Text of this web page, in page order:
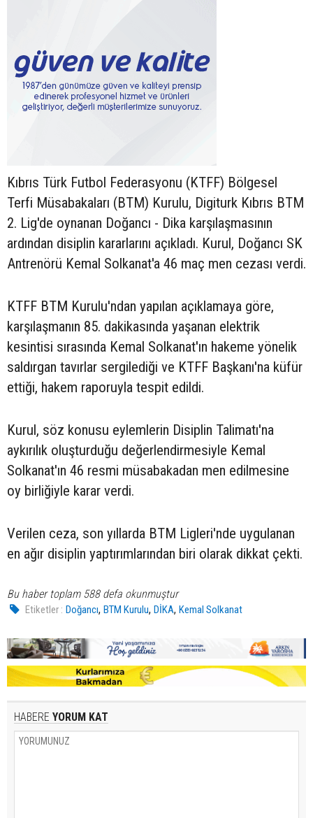
Kıbrıs Türk Futbol Federasyonu (KTFF) Bölgesel
Terfi Müsabakaları (BTM) Kurulu, Digiturk Kıbrıs BTM
2. Lig'de oynanan Doğancı - Dika karşılaşmasının
ardından disiplin kararlarını açıkladı. Kurul, Doğancı SK
Antrenörü Kemal Solkanat'a 46 maç men cezası verdi.
KTFF BTM Kurulu'ndan yapılan açıklamaya göre,
karşılaşmanın 85. dakikasında yaşanan elektrik
kesintisi sırasında Kemal Solkanat'ın hakeme yönelik
saldırgan tavırlar sergilediği ve KTFF Başkanı'na küfür
ettiği, hakem raporuyla tespit edildi.
Kurul, söz konusu eylemlerin Disiplin Talimatı'na
aykırılık oluşturduğu değerlendirmesiyle Kemal
Solkanat'ın 46 resmi müsabakadan men edilmesine
oy birliğiyle karar verdi.
Verilen ceza, son yıllarda BTM Ligleri'nde uygulanan
en ağır disiplin yaptırımlarından biri olarak dikkat çekti.
Bu haber toplam 588 defa okunmuştur
Etiketler : Doğancı,BTM Kurulu,DİKA,Kemal Solkanat
HABERE YORUM KAT